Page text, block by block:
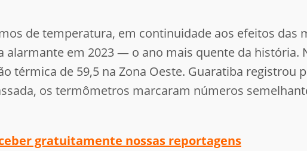
de temperatura, em continuidade aos efeitos das
alarmante em 2023 — o ano mais quente da história.
térmica de 59,5 na Zona Oeste. Guaratiba registrou
os termômetros marcaram números
gratuitamente nossas reportagens